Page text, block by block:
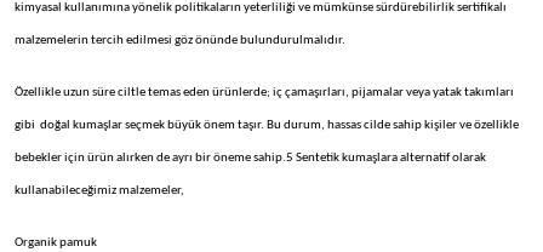
kimyasal kullanımına yönelik politikaların yeterliliği ve mümkünse sürdürebilirlik sertifikalı
malzemelerin tercih edilmesi göz önünde bulundurulmalıdır.
Özellikle uzun süre ciltle temas eden ürünlerde; iç çamaşırları, pijamalar veya yatak takımları
gibi doğal kumaşlar seçmek büyük önem taşır. Bu durum, hassas cilde sahip kişiler ve özellikle
bebekler için ürün alırken de ayrı bir öneme sahip.5 Sentetik kumaşlara alternatif olarak
kullanabileceğimiz malzemeler,
Organik pamuk